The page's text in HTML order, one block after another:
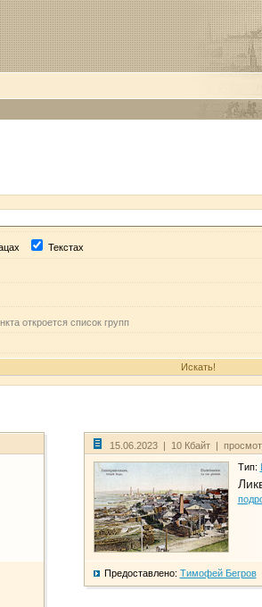
Текстах
откроется список групп
15.06.2023 | 10 Кбайт |
Тип:
Предоставлено: Тимофей Бегров